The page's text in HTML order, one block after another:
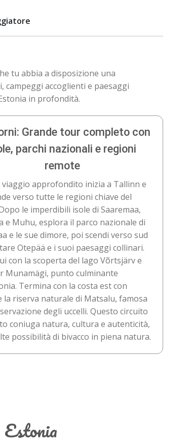
tu abbia a disposizione una
accoglienti e paesaggi
in profondità.
Grande tour completo con
parchi nazionali e regioni
remote
viaggio approfondito inizia a Tallinn e
verso tutte le regioni chiave del
le imperdibili isole di Saaremaa,
e Muhu, esplora il parco nazionale di
e le sue dimore, poi scendi verso sud
Otepää e i suoi paesaggi collinari.
con la scoperta del lago Võrtsjärv e
Munamägi, punto culminante
Termina con la costa est con
la riserva naturale di Matsalu, famosa
degli uccelli. Questo circuito
coniuga natura, cultura e autenticità,
possibilità di bivacco in piena natura.
Estonia